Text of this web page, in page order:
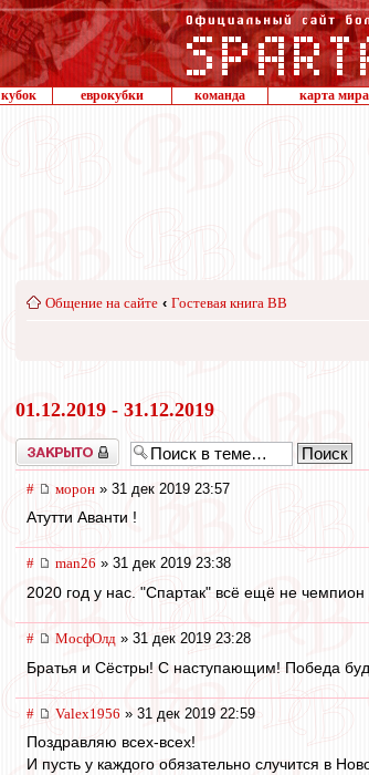
кубок еврокубки команда карта мира
Общение на сайте ‹ Гостевая книга ВВ
01.12.2019 - 31.12.2019
Закрыто
# морон » 31 дек 2019 23:57
Атутти Аванти !
# man26 » 31 дек 2019 23:38
2020 год у нас. "Спартак" всё ещё не чемпион
# МосфОлд » 31 дек 2019 23:28
Братья и Сёстры! С наступающим! Победа
# Valex1956 » 31 дек 2019 22:59
Поздравляю всех-всех!
И пусть у каждого обязательно случится в